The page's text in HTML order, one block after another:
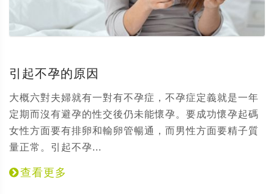
引起不孕的原因
大概六對夫婦就有一對有不孕症，不孕症定義就是一年
定期而沒有避孕的性交後仍未能懷孕。要成功懷孕起碼
女性方面要有排卵和輸卵管暢通，而男性方面要精子質
量正常。引起不孕...
查看更多